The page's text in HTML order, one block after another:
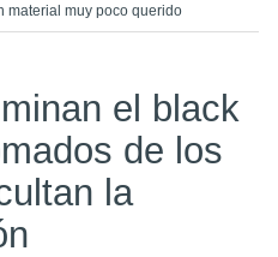
material muy poco querido
el black
de los
la